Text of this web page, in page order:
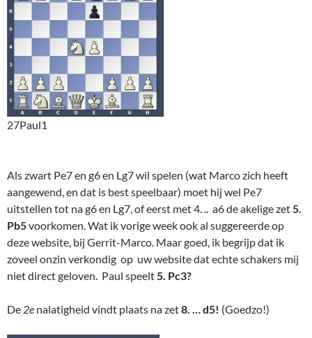
27Paul1
Als zwart Pe7 en g6 en Lg7 wil spelen (wat Marco zich heeft
aangewend, en dat is best speelbaar) moet hij wel Pe7
uitstellen tot na g6 en Lg7, of eerst met 4. .. a6 de akelige zet5.
Pb5voorkomen. Wat ik vorige week ook al suggereerde op
deze website, bij Gerrit-Marco. Maar goed, ik begrijp dat ik
zoveel onzin verkondig op uw website dat echte schakers mij
niet direct geloven. Paul speelt5. Pc3?
De 2e nalatigheid vindt plaats na zet8. … d5! (Goedzo!)